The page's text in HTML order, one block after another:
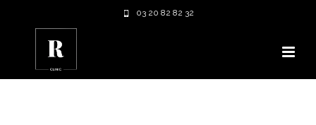
03 20 82 82 32